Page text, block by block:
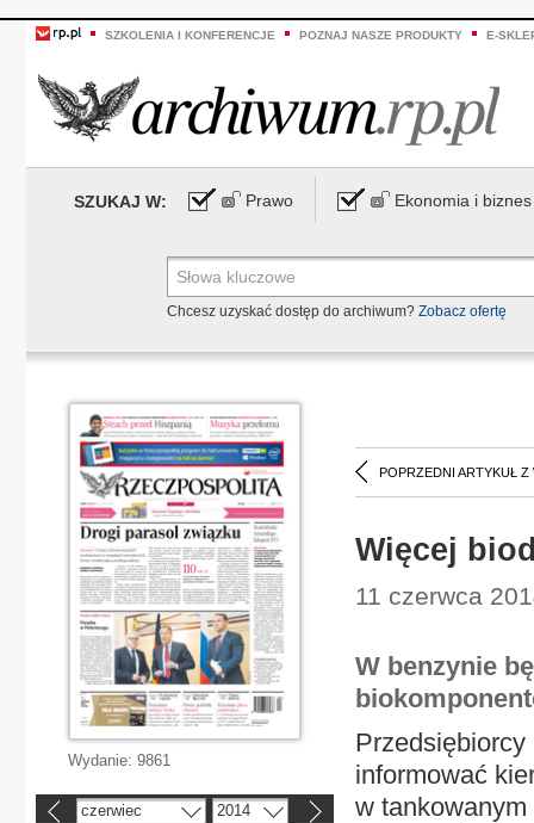
SZKOLENIA I KONFERENCJE POZNAJ NASZE PRODUKTY E-
SZUKAJ W: Prawo Ekonomia i biznes
Chcesz uzyskać dostęp do archiwum? Zobacz ofertę
POPRZEDNI ARTYKUŁ Z
Więcej
11 czerwca
W benzynie
Przedsiębiorcy
informować
w
Wydanie: 9861
czerwiec 2014